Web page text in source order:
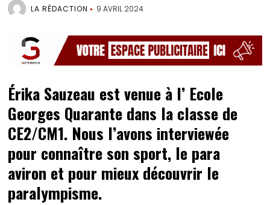
LA RÉDACTION 9 AVRIL 2024
Érika Sauzeau est venue à l’ Ecole
Georges Quarante dans la classe de
CE2/CM1. Nous l’avons interviewée
pour connaître son sport, le para
aviron et pour mieux découvrir le
paralympisme.